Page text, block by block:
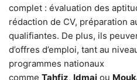
complet : évaluation des
rédaction de CV, préparation
qualifiantes. De plus, ils
d’offres d’emploi, tant au
programmes nationaux
comme Tahfiz, Idmaj ou